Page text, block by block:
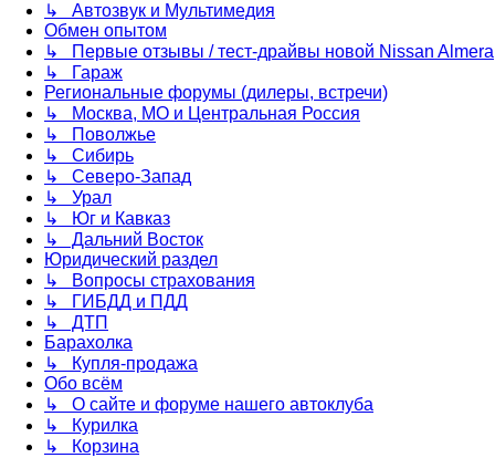
↳ Автозвук и Мультимедия
Обмен опытом
↳ Первые отзывы / тест-драйвы новой Nissan Almera
↳ Гараж
Региональные форумы (дилеры, встречи)
↳ Москва, МО и Центральная Россия
↳ Поволжье
↳ Сибирь
↳ Северо-Запад
↳ Урал
↳ Юг и Кавказ
↳ Дальний Восток
Юридический раздел
↳ Вопросы страхования
↳ ГИБДД и ПДД
↳ ДТП
Барахолка
↳ Купля-продажа
Обо всём
↳ О сайте и форуме нашего автоклуба
↳ Курилка
↳ Корзина